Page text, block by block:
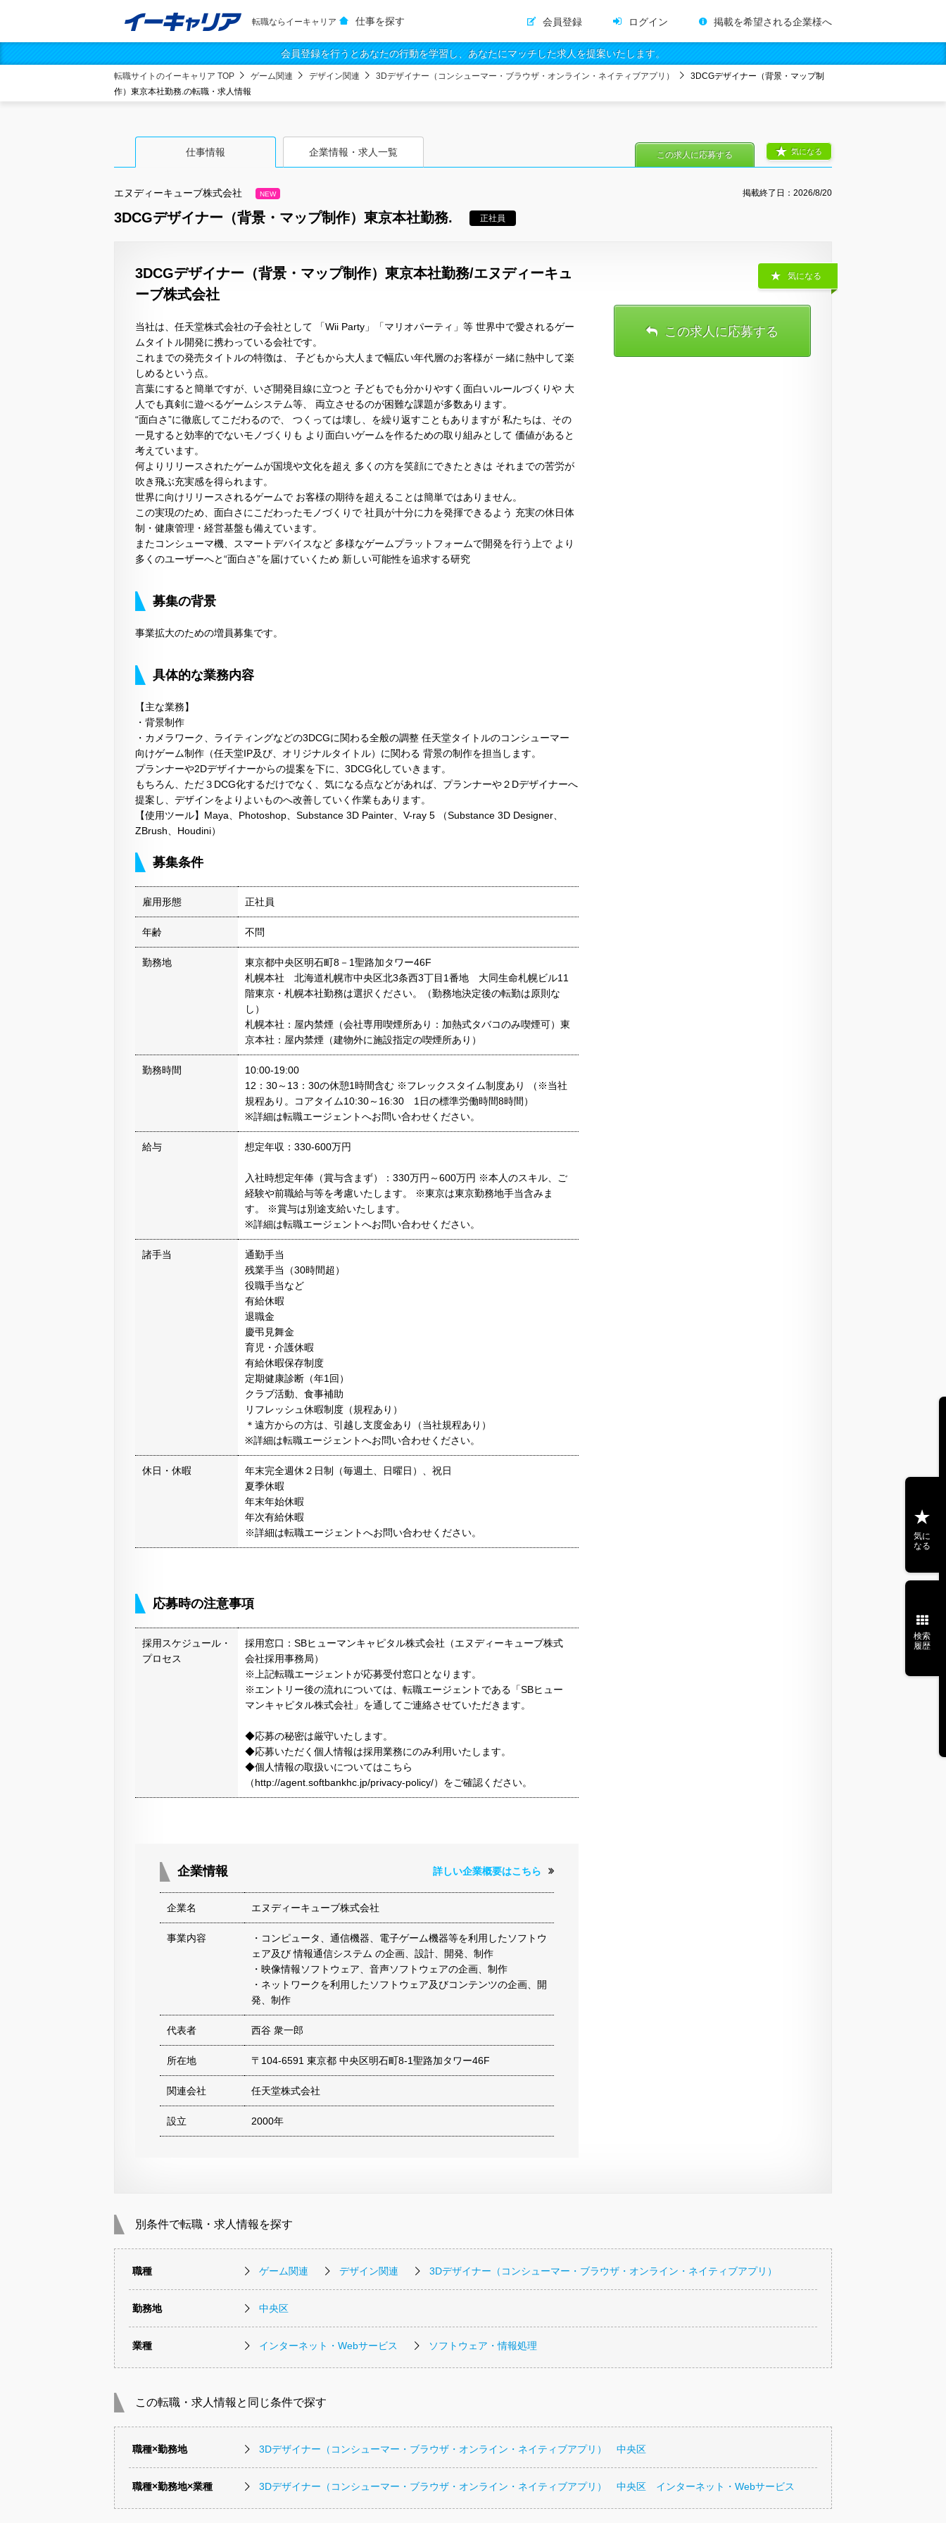
転職ならイーキャリア 仕事を探す 会員登録 ログイン 掲載を希望される企業様へ
会員登録を行うとあなたの行動を学習し、あなたにマッチした求人を提案いたします。
転職サイトのイーキャリア TOP ゲーム関連 デザイン関連 3Dデザイナー（コンシューマー・ブラウザ・オンライン・ネイティブアプリ）
3DCGデザイナー（背景・マップ制
作）東京本社勤務.の転職・求人情報
仕事情報 企業情報・求人一覧
エヌディーキューブ株式会社 NEW 掲載終了日： 2026/8/20
3DCGデザイナー（背景・マップ制作）東京本社勤務. 正社員
気になる
この求人に応募する
3DCGデザイナー（背景・マップ制作）東京本社勤務/エヌディーキュ
ーブ株式会社
当社は、任天堂株式会社の子会社として 「Wii Party」「マリオパーティ」等 世界中で愛されるゲー
ムタイトル開発に携わっている会社です。
これまでの発売タイトルの特徴は、 子どもから大人まで幅広い年代層のお客様が 一緒に熱中して楽
しめるという点。
言葉にすると簡単ですが、いざ開発目線に立つと 子どもでも分かりやすく面白いルールづくりや 大
人でも真剣に遊べるゲームシステム等、 両立させるのが困難な課題が多数あります。
“面白さ”に徹底してこだわるので、 つくっては壊し、を繰り返すこともありますが 私たちは、その
一見すると効率的でないモノづくりも より面白いゲームを作るための取り組みとして 価値があると
考えています。
何よりリリースされたゲームが国境や文化を超え 多くの方を笑顔にできたときは それまでの苦労が
吹き飛ぶ充実感を得られます。
世界に向けリリースされるゲームで お客様の期待を超えることは簡単ではありません。
この実現のため、面白さにこだわったモノづくりで 社員が十分に力を発揮できるよう 充実の休日体
制・健康管理・経営基盤も備えています。
またコンシューマ機、スマートデバイスなど 多様なゲームプラットフォームで開発を行う上で より
多くのユーザーへと“面白さ”を届けていくため 新しい可能性を追求する研究
募集の背景
事業拡大のための増員募集です。
具体的な業務内容
【主な業務】
・背景制作
・カメラワーク、ライティングなどの3DCGに関わる全般の調整 任天堂タイトルのコンシューマー
向けゲーム制作（任天堂IP及び、オリジナルタイトル）に関わる 背景の制作を担当します。
プランナーや2Dデザイナーからの提案を下に、3DCG化していきます。
もちろん、ただ３DCG化するだけでなく、気になる点などがあれば、プランナーや２Dデザイナーへ
提案し、デザインをよりよいものへ改善していく作業もあります。
【使用ツール】Maya、Photoshop、Substance 3D Painter、V-ray 5 （Substance 3D Designer、
ZBrush、Houdini）
募集条件
雇用形態 正社員
年齢 不問
勤務地
東京都中央区明石町8－1聖路加タワー46F
札幌本社 北海道札幌市中央区北3条西3丁目1番地 大同生命札幌ビル11
階東京・札幌本社勤務は選択ください。（勤務地決定後の転勤は原則な
し）
札幌本社：屋内禁煙（会社専用喫煙所あり：加熱式タバコのみ喫煙可）東
京本社：屋内禁煙（建物外に施設指定の喫煙所あり）
勤務時間
10:00-19:00
12：30～13：30の休憩1時間含む ※フレックスタイム制度あり （※当社
規程あり。コアタイム10:30～16:30 1日の標準労働時間8時間）
※詳細は転職エージェントへお問い合わせください。
給与 想定年収：330-600万円
入社時想定年俸（賞与含まず）：330万円～600万円 ※本人のスキル、ご
経験や前職給与等を考慮いたします。 ※東京は東京勤務地手当含みま
す。 ※賞与は別途支給いたします。
※詳細は転職エージェントへお問い合わせください。
諸手当
通勤手当
残業手当（30時間超）
役職手当など
有給休暇
退職金
慶弔見舞金
育児・介護休暇
有給休暇保存制度
定期健康診断（年1回）
クラブ活動、食事補助
リフレッシュ休暇制度（規程あり）
＊遠方からの方は、引越し支度金あり（当社規程あり）
※詳細は転職エージェントへお問い合わせください。
休日・休暇
年末完全週休２日制（毎週土、日曜日）、祝日
夏季休暇
年末年始休暇
年次有給休暇
※詳細は転職エージェントへお問い合わせください。
応募時の注意事項
採用スケジュール・
プロセス
採用窓口：SBヒューマンキャピタル株式会社（エヌディーキューブ株式
会社採用事務局）
※上記転職エージェントが応募受付窓口となります。
※エントリー後の流れについては、転職エージェントである「SBヒュー
マンキャピタル株式会社」を通してご連絡させていただきます。
◆応募の秘密は厳守いたします。
◆応募いただく個人情報は採用業務にのみ利用いたします。
◆個人情報の取扱いについてはこちら
（http://agent.softbankhc.jp/privacy-policy/）をご確認ください。
企業情報 詳しい企業概要はこちら
企業名 エヌディーキューブ株式会社
事業内容
・コンピュータ、通信機器、電子ゲーム機器等を利用したソフトウ
ェア及び 情報通信システム の企画、設計、開発、制作
・映像情報ソフトウェア、音声ソフトウェアの企画、制作
・ネットワークを利用したソフトウェア及びコンテンツの企画、開
発、制作
代表者 西谷 衆一郎
所在地 〒104-6591 東京都 中央区明石町8-1聖路加タワー46F
関連会社 任天堂株式会社
設立 2000年
気になる
この求人に応募する
別条件で転職・求人情報を探す
職種 ゲーム関連 デザイン関連 3Dデザイナー（コンシューマー・ブラウザ・オンライン・ネイティブアプリ）
勤務地 中央区
業種 インターネット・Webサービス ソフトウェア・情報処理
この転職・求人情報と同じ条件で探す
職種×勤務地 3Dデザイナー（コンシューマー・ブラウザ・オンライン・ネイティブアプリ） 中央区
職種×勤務地×業種 3Dデザイナー（コンシューマー・ブラウザ・オンライン・ネイティブアプリ） 中央区 インターネット・Webサービス
気に
なる
検索
履歴